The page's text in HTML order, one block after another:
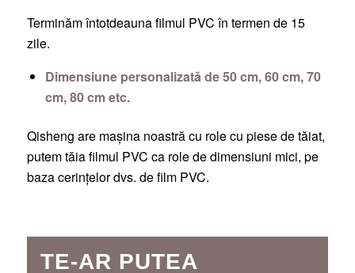
Terminăm întotdeauna filmul PVC în termen de 15
zile.
Dimensiune personalizată de 50 cm, 60 cm, 70
cm, 80 cm etc.
Qisheng are mașina noastră cu role cu piese de tăiat,
putem tăia filmul PVC ca role de dimensiuni mici, pe
baza cerințelor dvs. de film PVC.
TE-AR PUTEA